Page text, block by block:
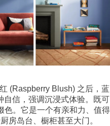
(Raspberry Blush) 之后，蓝
自信，强调沉浸式体验。既可
色。它是一个有亲和力、值得
房岛台、橱柜甚至大门。